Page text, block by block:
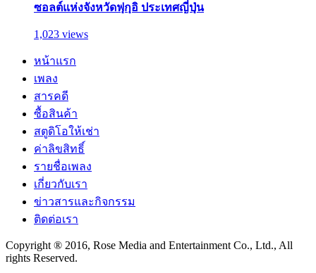
ซอลต์แห่งจังหวัดฟุกุอิ ประเทศญี่ปุ่น
1,023 views
หน้าแรก
เพลง
สารคดี
ซื้อสินค้า
สตูดิโอให้เช่า
ค่าลิขสิทธิ์
รายชื่อเพลง
เกี่ยวกับเรา
ข่าวสารและกิจกรรม
ติดต่อเรา
Copyright ® 2016, Rose Media and Entertainment Co., Ltd., All
rights Reserved.